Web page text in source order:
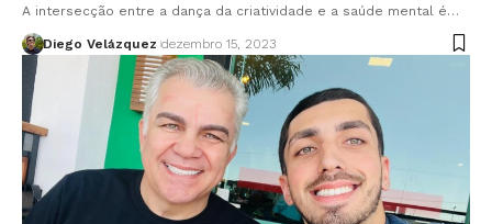
A intersecção entre a dança da criatividade e a saúde mental é…
Diego Velázquez dezembro 15, 2023